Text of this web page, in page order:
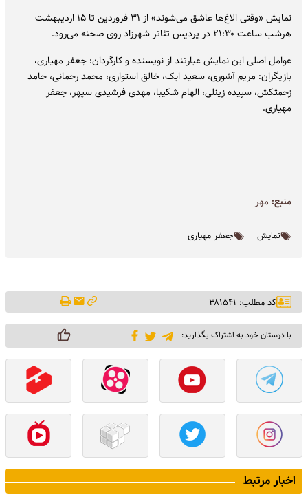
نمایش «وقتی الاغ‌ها عاشق می‌شوند» از ۳۱ فروردین تا ۱۵ اردیبهشت
هرشب ساعت ۲۱:۳۰ در پردیس تئاتر شهرزاد روی صحنه می‌رود.
عوامل اصلی این نمایش عبارتند از نویسنده و کارگردان: جعفر مهیاری،
بازیگران: مریم آشوری، سعید ابک، خالق استواری، محمد رحمانی، حامد
زحمتکش، سپیده زینلی، الهام شکیبا، مهدی فرشیدی سپهر، جعفر
مهیاری.
منبع: مهر
نمایش جعفر مهیاری
کد مطلب: ۳۸۱۵۴۱
با دوستان خود به اشتراک بگذارید:
اخبار مرتبط